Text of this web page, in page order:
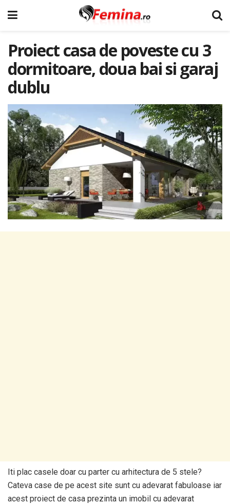
Proiect casa de poveste cu 3
dormitoare, doua bai si garaj
dublu
Iti plac casele doar cu parter cu arhitectura de 5 stele?
Cateva case de pe acest site sunt cu adevarat fabuloase iar
acest proiect de casa prezinta un imobil cu adevarat